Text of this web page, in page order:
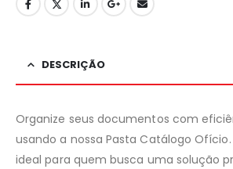
DESCRIÇÃO
Organize seus documentos com
usando a nossa Pasta Catálogo
ideal para quem busca uma solução